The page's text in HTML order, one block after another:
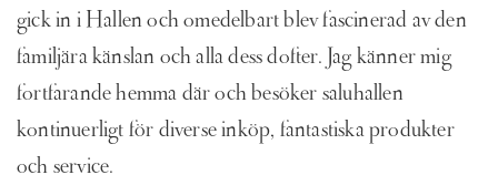
gick in i Hallen och omedelbart blev fascinerad av den
familjära känslan och alla dess dofter. Jag känner mig
fortfarande hemma där och besöker saluhallen
kontinuerligt för diverse inköp, fantastiska produkter
och service.